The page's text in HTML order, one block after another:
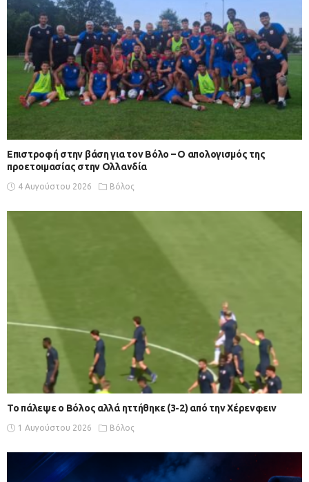
Επιστροφή στην βάση για τον Βόλο – Ο απολογισμός της
προετοιμασίας στην Ολλανδία
4 Αυγούστου 2026 Βόλος
Το πάλεψε ο Βόλος αλλά ηττήθηκε (3-2) από την Χέρενφειν
1 Αυγούστου 2026 Βόλος